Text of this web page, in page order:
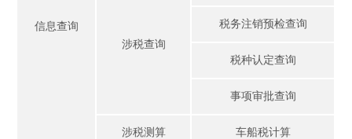
信息查询
涉税查询
税务注销预检查询
税种认定查询
事项审批查询
涉税测算 车船税计算